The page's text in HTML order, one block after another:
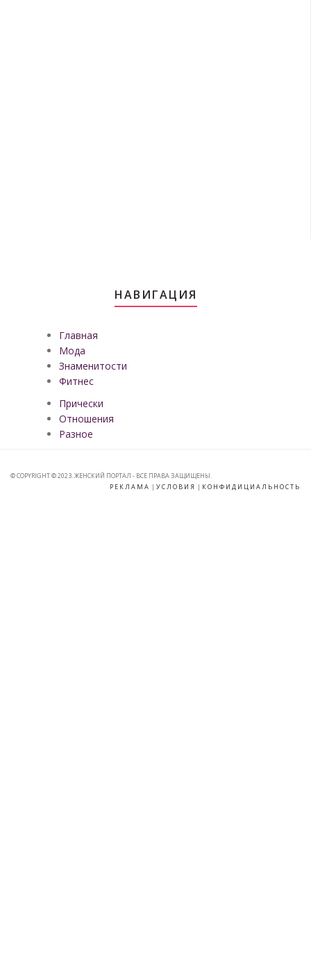
НАВИГАЦИЯ
Главная
Мода
Знаменитости
Фитнес
Прически
Отношения
Разное
© COPYRIGHT © 2023. ЖЕНСКИЙ ПОРТАЛ - ВСЕ ПРАВА ЗАЩИЩЕНЫ.
РЕКЛАМА | УСЛОВИЯ | КОНФИДИЦИАЛЬНОСТЬ